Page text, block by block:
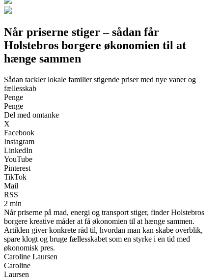
Når priserne stiger – sådan får
Holstebros borgere økonomien til at
hænge sammen
Sådan tackler lokale familier stigende priser med nye vaner og
fællesskab
Penge
Penge
Del med omtanke
X
Facebook
Instagram
LinkedIn
YouTube
Pinterest
TikTok
Mail
RSS
2 min
Når priserne på mad, energi og transport stiger, finder Holstebros
borgere kreative måder at få økonomien til at hænge sammen.
Artiklen giver konkrete råd til, hvordan man kan skabe overblik,
spare klogt og bruge fællesskabet som en styrke i en tid med
økonomisk pres.
Caroline Laursen
Caroline
Laursen